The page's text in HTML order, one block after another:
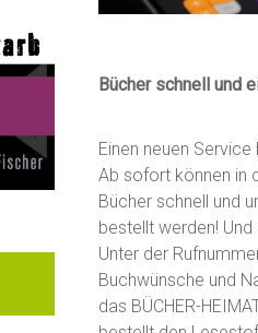
Bücher schnell und
Einen neuen Service
Ab sofort können in
Bücher schnell und
bestellt werden!
Unter der
Buchwünsche und
das BÜCHER-